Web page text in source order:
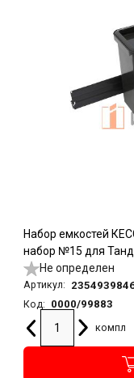
Набор емкостей
набор №15 для
Не определен
Артикул:
Код:
0000/99883
компл